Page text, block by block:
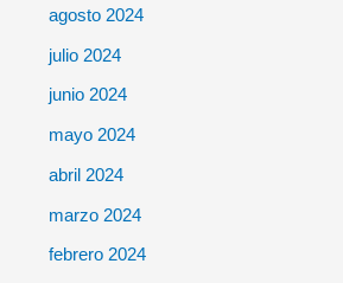
agosto 2024
julio 2024
junio 2024
mayo 2024
abril 2024
marzo 2024
febrero 2024